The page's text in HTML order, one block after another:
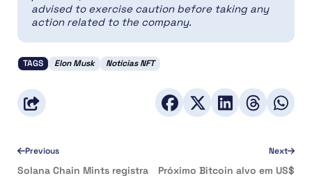
advised to exercise caution before taking any
action related to the company.
TAGS Elon Musk Notícias NFT
Previous
Solana Chain Mints registra
Next
Próximo Bitcoin alvo em US$